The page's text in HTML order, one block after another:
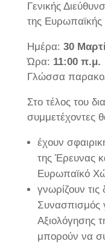
Γενικής
της Ευρωπαϊκής
Ημέρα: 30
Ώρα: 11:00 π.μ.
Γλώσσα
Στο τέλος του
συμμετέχοντες
έχουν
της Έρευνας
Ευρωπαϊκό
γνωρίζουν
Συνασπισμός
Αξιολόγησης
μπορούν να